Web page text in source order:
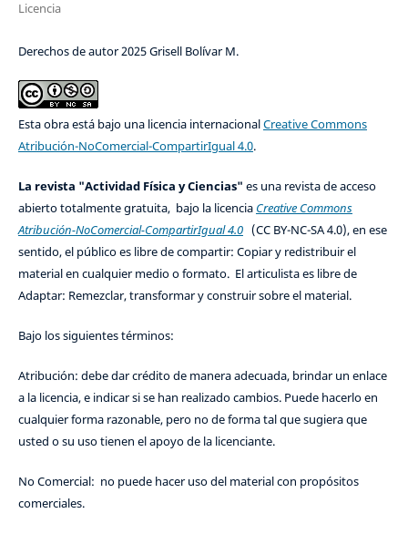
Licencia
Derechos de autor 2025 Grisell Bolívar M.
Esta obra está bajo una licencia internacionalCreative Commons
Atribución-NoComercial-CompartirIgual 4.0.
La revista "Actividad Física y Ciencias" es una revista de acceso
abierto totalmente gratuita, bajo la licencia Creative Commons
Atribución-NoComercial-CompartirIgual 4.0(CC BY-NC-SA 4.0), en ese
sentido, el público es libre de compartir: Copiar y redistribuir el
material en cualquier medio o formato. El articulista es libre de
Adaptar: Remezclar, transformar y construir sobre el material.
Bajo los siguientes términos:
Atribución: debe dar crédito de manera adecuada, brindar un enlace
a la licencia, e indicar si se han realizado cambios. Puede hacerlo en
cualquier forma razonable, pero no de forma tal que sugiera que
usted o su uso tienen el apoyo de la licenciante.
No Comercial: no puede hacer uso del material con propósitos
comerciales.